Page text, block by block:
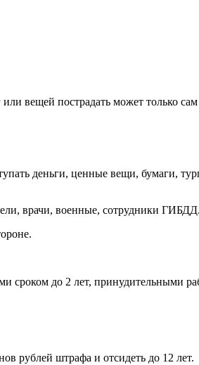
вещей пострадать может только сам
деньги, ценные вещи, бумаги,
врачи, военные, сотрудники ГИБДД.
сроком до 2 лет, принудительными
рублей штрафа и отсидеть до 12 лет.